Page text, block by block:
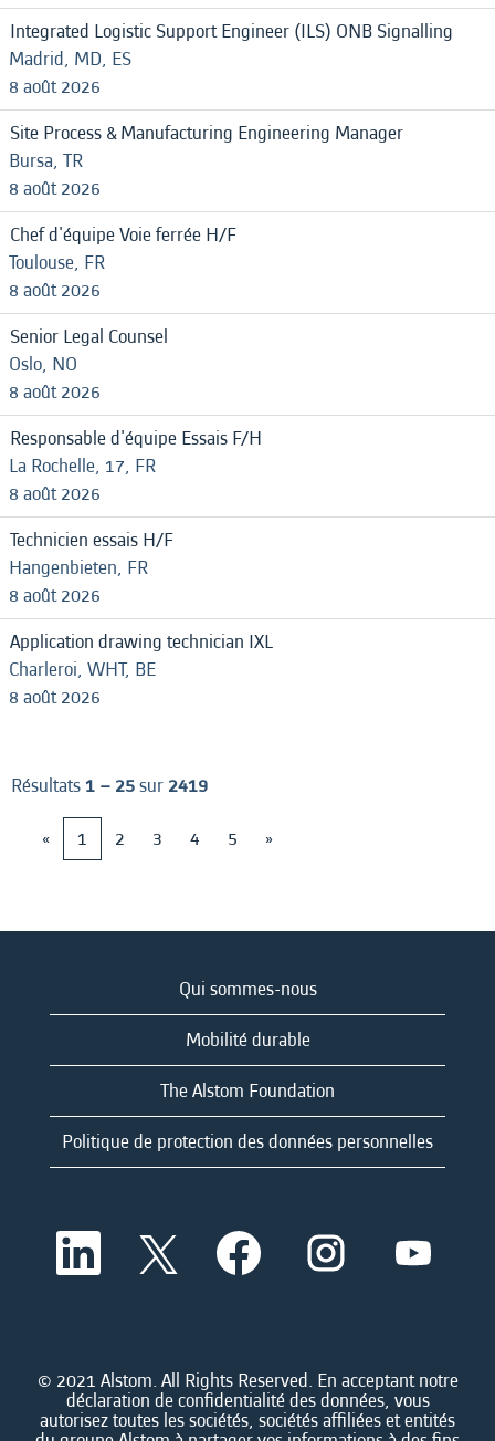
Integrated Logistic Support Engineer (ILS) ONB Signalling
Madrid, MD, ES
8 août 2026
Site Process & Manufacturing Engineering Manager
Bursa, TR
8 août 2026
Chef d'équipe Voie ferrée H/F
Toulouse, FR
8 août 2026
Senior Legal Counsel
Oslo, NO
8 août 2026
Responsable d'équipe Essais F/H
La Rochelle, 17, FR
8 août 2026
Technicien essais H/F
Hangenbieten, FR
8 août 2026
Application drawing technician IXL
Charleroi, WHT, BE
8 août 2026
Résultats1 – 25sur 2419
«
1 2 3 4 5 »
Qui sommes-nous
Mobilité durable
The Alstom Foundation
Politique de protection des données personnelles
S
o
d
a
n
s
S
’
o
d
a
n
S
o
d
a
n
s
d
a
n
s
d
a
n
s
© 2021 Alstom. All Rights Reserved. En acceptant notre
déclaration de confidentialité des données, vous
autorisez toutes les sociétés, sociétés affiliées et entités